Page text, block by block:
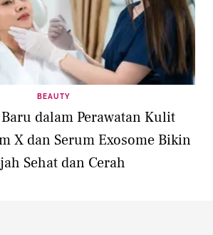
BEAUTY
dalam Perawatan Kulit
X dan Serum Exosome Bikin
Sehat dan Cerah